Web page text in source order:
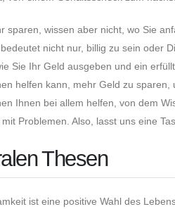
sparen, wissen aber nicht, wo Sie
nicht nur, billig zu sein oder
Sie Ihr Geld ausgeben und ein
helfen kann, mehr Geld zu
Ihnen bei allem helfen, von dem
Problemen. Also, lasst uns eine
Thesen
ist eine positive Wahl des